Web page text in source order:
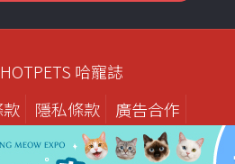
哈寵誌
隱私條款
廣告合作
歷年刊物